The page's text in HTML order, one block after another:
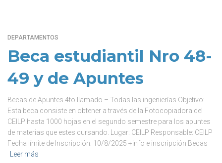
DEPARTAMENTOS
Beca estudiantil Nro 48-
49 y de Apuntes
Becas de Apuntes 4to llamado – Todas las ingenierías Objetivo:
Esta beca consiste en obtener a través de la Fotocopiadora del
CEILP hasta 1000 hojas en el segundo semestre para los apuntes
de materias que estes cursando. Lugar: CEILP Responsable: CEILP
Fecha límite de Inscripción: 10/8/2025 +info e inscripción Becas
Leer más